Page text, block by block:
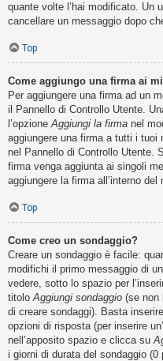
quante volte l’hai modificato. Un
cancellare un messaggio dopo
Top
Come aggiungo una firma ai
Per aggiungere una firma ad un
il Pannello di Controllo Utente.
l’opzioneAggiungi la firma nel
aggiungere una firma a tutti i tuoi
nel Pannello di Controllo Utente.
firma venga aggiunta ai singoli
aggiungere la firma all’interno del
Top
Come creo un sondaggio?
Creare un sondaggio è facile:
modifichi il primo messaggio di
vedere, sotto lo spazio per
titolo Aggiungi sondaggio (se non
di creare sondaggi). Basta
opzioni di risposta (per inserire
nell’apposito spazio e clicca su
i giorni di durata del sondaggio (0